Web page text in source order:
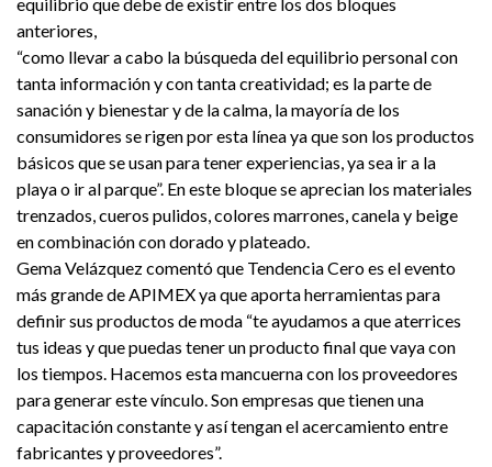
equilibrio que debe de existir entre los dos bloques
anteriores,
“como llevar a cabo la búsqueda del equilibrio personal con
tanta información y con tanta creatividad; es la parte de
sanación y bienestar y de la calma, la mayoría de los
consumidores se rigen por esta línea ya que son los productos
básicos que se usan para tener experiencias, ya sea ir a la
playa o ir al parque”. En este bloque se aprecian los materiales
trenzados, cueros pulidos, colores marrones, canela y beige
en combinación con dorado y plateado.
Gema Velázquez comentó que Tendencia Cero es el evento
más grande de APIMEX ya que aporta herramientas para
definir sus productos de moda “te ayudamos a que aterrices
tus ideas y que puedas tener un producto final que vaya con
los tiempos. Hacemos esta mancuerna con los proveedores
para generar este vínculo. Son empresas que tienen una
capacitación constante y así tengan el acercamiento entre
fabricantes y proveedores”.